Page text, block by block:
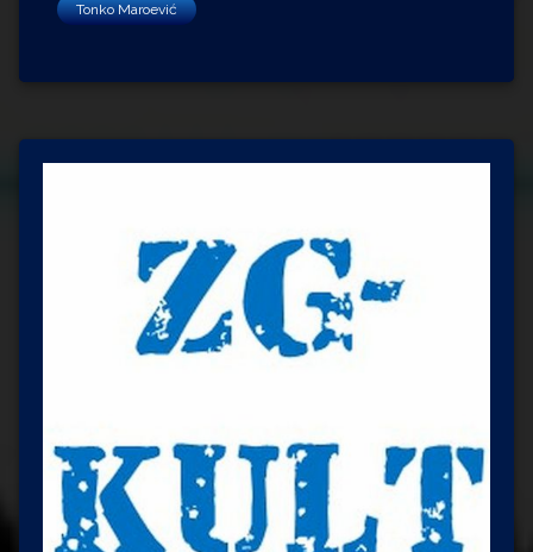
Tonko Maroević